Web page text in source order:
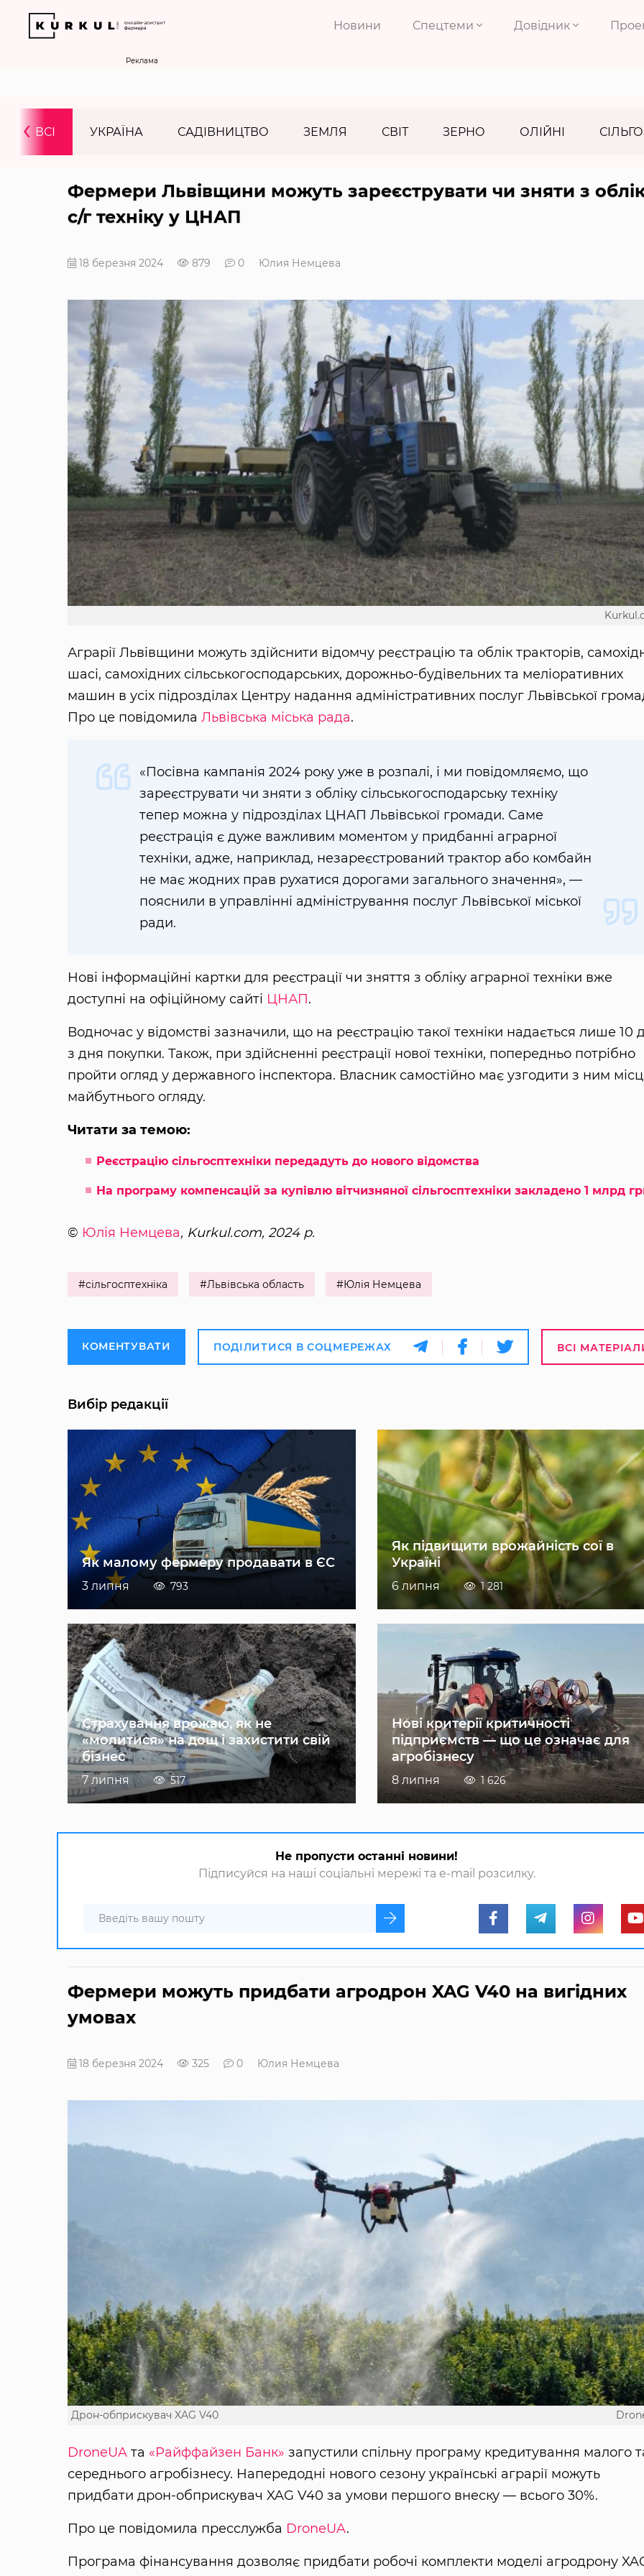
Новини Спецтеми Довідник
Реклама
ВСІ УКРАЇНА САДІВНИЦТВО ЗЕМЛЯ СВІТ ЗЕРНО ОЛІЙНІ
‹
Фермери Львівщини можуть зареєструвати чи зняти з
с/г техніку у ЦНАП
18 березня 2024 879 0 Юлия Немцева
Аграрії Львівщини можуть здійснити відомчу реєстрацію та облік тракторів,
шасі, самохідних сільськогосподарських, дорожньо-будівельних та меліоративних
машин в усіх підрозділах Центру надання адміністративних послуг Львівської
Про це повідомила Львівська міська рада.
«Посівна кампанія 2024 року уже в розпалі, і ми повідомляємо, що
зареєструвати чи зняти з обліку сільськогосподарську техніку
тепер можна у підрозділах ЦНАП Львівської громади. Саме
реєстрація є дуже важливим моментом у придбанні аграрної
техніки, адже, наприклад, незареєстрований трактор або комбайн
не має жодних прав рухатися дорогами загального значення», —
пояснили в управлінні адміністрування послуг Львівської міської
ради.
Нові інформаційні картки для реєстрації чи зняття з обліку аграрної техніки вже
доступні на офіційному сайті ЦНАП.
Водночас у відомстві зазначили, що на реєстрацію такої техніки надається лише 10
з дня покупки. Також, при здійсненні реєстрації нової техніки, попередньо потрібно
пройти огляд у державного інспектора. Власник самостійно має узгодити з ним
майбутнього огляду.
Читати за темою:
Реєстрацію сільгосптехніки передадуть до нового відомства
На програму компенсацій за купівлю вітчизняної сільгосптехніки закладено 1 млрд
© Юлія Немцева, Kurkul.com, 2024 р.
#сільгосптехніка #Львівська область #Юлія Немцева
КОМЕНТУВАТИ ПОДІЛИТИСЯ В СОЦМЕРЕЖАХ ВСІ
Вибір редакції
Як малому фермеру продавати в ЄС
3 липня 793
Як підвищити врожайність сої в
Україні
6 липня 1 281
Страхування врожаю, як не
«молитися» на дощ і захистити свій
бізнес
7 липня 517
Нові критерії критичності
підприємств — що це означає для
агробізнесу
8 липня 1 626
Не пропусти останні новини!
Підписуйся на наші соціальні мережі та e-mail розсилку.
Фермери можуть придбати агродрон XAG V40 на вигідних
умовах
18 березня 2024 325 0 Юлия Немцева
Дрон-обприскувач XAG V40
DroneUAта «Райффайзен Банк» запустили спільну програму кредитування малого
середнього агробізнесу. Напередодні нового сезону українські аграрії можуть
придбати дрон-обприскувач XAG V40 за умови першого внеску — всього 30%.
Про це повідомила пресслужба DroneUA.
Програма фінансування дозволяє придбати робочі комплекти моделі агродрону